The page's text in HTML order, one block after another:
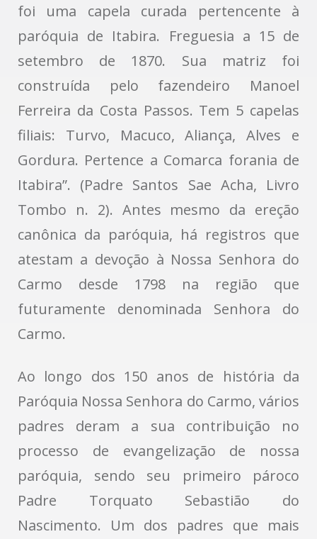
foi uma capela curada pertencente à
paróquia de Itabira. Freguesia a 15 de
setembro de 1870. Sua matriz foi
construída pelo fazendeiro Manoel
Ferreira da Costa Passos. Tem 5 capelas
filiais: Turvo, Macuco, Aliança, Alves e
Gordura. Pertence a Comarca forania de
Itabira”. (Padre Santos Sae Acha, Livro
Tombo n. 2). Antes mesmo da ereção
canônica da paróquia, há registros que
atestam a devoção à Nossa Senhora do
Carmo desde 1798 na região que
futuramente denominada Senhora do
Carmo.
Ao longo dos 150 anos de história da
Paróquia Nossa Senhora do Carmo, vários
padres deram a sua contribuição no
processo de evangelização de nossa
paróquia, sendo seu primeiro pároco
Padre Torquato Sebastião do
Nascimento. Um dos padres que mais